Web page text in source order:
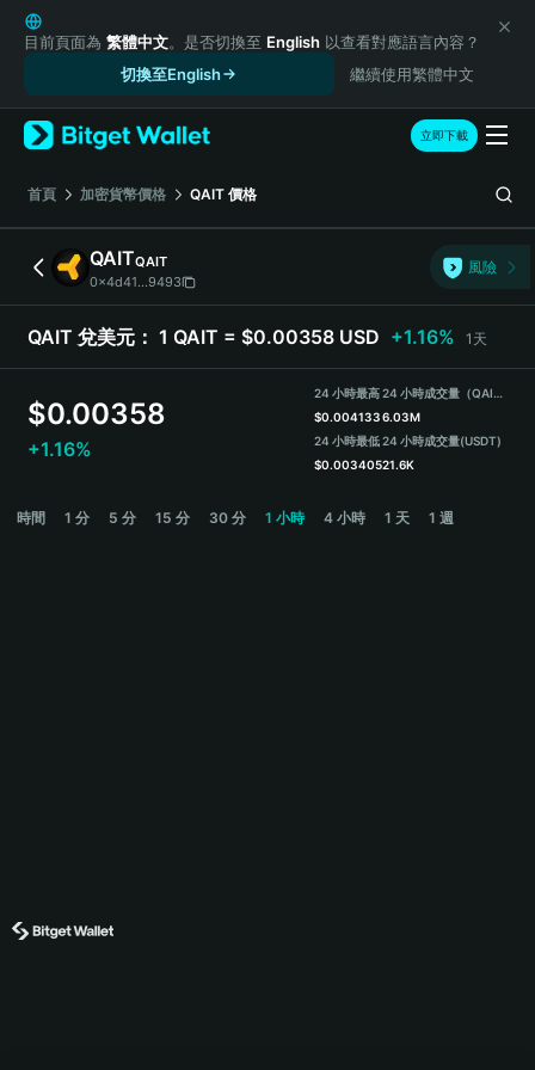
English
日本語
Русский
Español (Latinoamérica)
Türkçe
Italiano
简体中文
繁體中文
Português (Portugal)
हिन्दी
Español (Argentina)
目前頁面為 繁體中文。是否切換至 English 以查看對應語言內容？
切換至English
繼續使用繁體中文
立即下載
首頁 加密貨幣價格 QAIT 價格
QAITQAIT
0x4d41...9493
風險
QAIT 兌美元： 1 QAIT = $0.00358 USD +1.16% 1天
$0.00358
+1.16%
24 小時最高
$0.004133
24 小時最低
$0.003405
24 小時成交量（QAIT）
6.03M
24 小時成交量(USDT)
21.6K
時間 1 分 5 分 15 分 30 分 1 小時 4 小時 1 天 1 週